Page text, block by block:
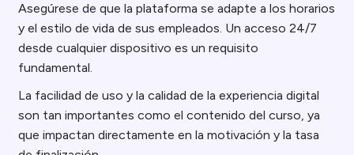
Asegúrese de que la plataforma se adapte a los horarios
y el estilo de vida de sus empleados. Un acceso 24/7
desde cualquier dispositivo es un requisito
fundamental.
La facilidad de uso y la calidad de la experiencia digital
son tan importantes como el contenido del curso, ya
que impactan directamente en la motivación y la tasa